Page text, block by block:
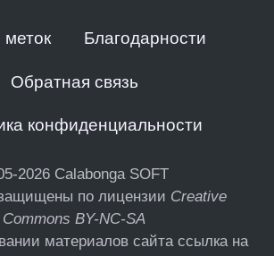
Благодарности
Обратная связь
конфиденциальности
2026 Calabonga SOFT
по лицензии Creative
Commons BY-NC-SA
материалов сайта ссылка на